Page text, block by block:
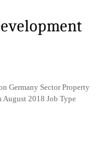
Germany Sector Property
August 2018 Job Type